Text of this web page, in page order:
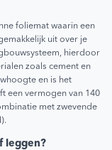
foliemat waarin een
uit over je
hierdoor
zoals cement en
en is het
een vermogen van 140
met zwevende
leggen?